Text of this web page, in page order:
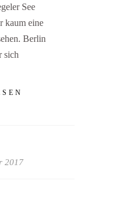
See
kaum eine
Berlin
sich
2017